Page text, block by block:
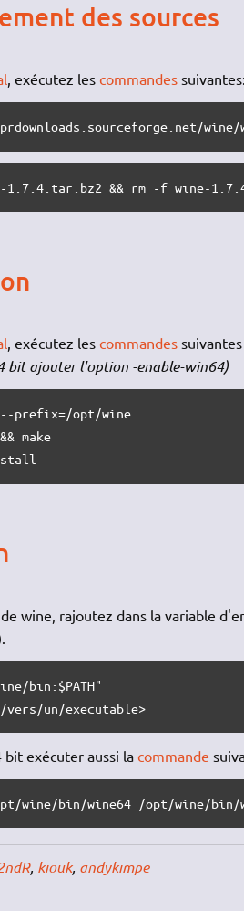
des sources
, exécutez les commandessuivantes:
&& rm -f wine-
, exécutez les commandes
bit ajouter l'option -enable-win64)
prefix=/opt/wine
make
wine, rajoutez dans la variable
bin:$PATH"
vers/un/executable>
bit exécuter aussi la commande
wine/bin/wine64 /opt/wine/bin/
, kiouk, andykimpe